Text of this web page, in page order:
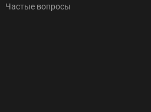
Частые вопросы